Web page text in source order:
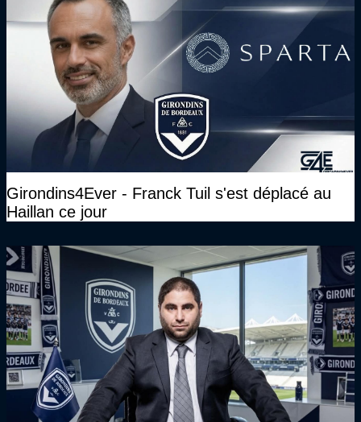
Girondins4Ever - Franck Tuil s'est déplacé au
Haillan ce jour